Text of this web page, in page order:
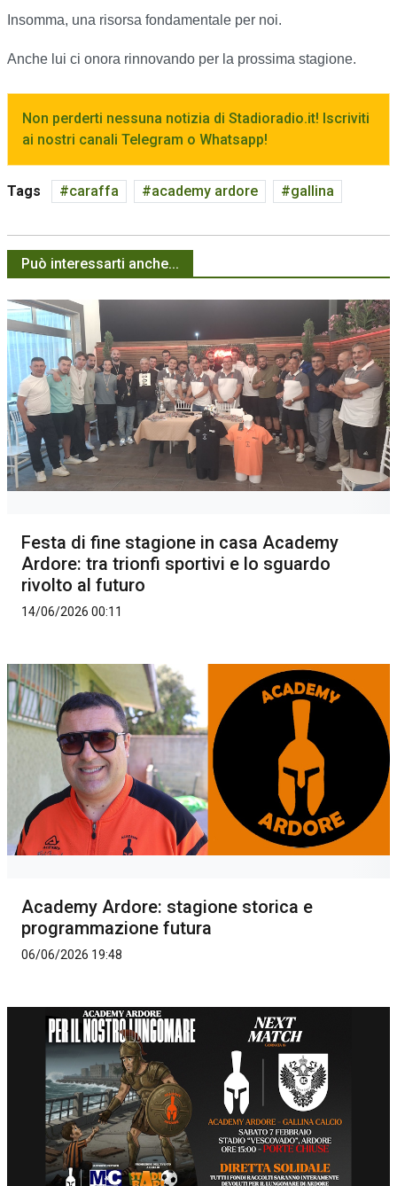
Insomma, una risorsa fondamentale per noi.
Anche lui ci onora rinnovando per la prossima stagione.
Non perderti nessuna notizia di Stadioradio.it! Iscriviti
ai nostri canali Telegram o Whatsapp!
Tags caraffa academy ardore gallina
Può interessarti anche...
Festa di fine stagione in casa Academy
Ardore: tra trionfi sportivi e lo sguardo
rivolto al futuro
14/06/2026 00:11
Academy Ardore: stagione storica e
programmazione futura
06/06/2026 19:48